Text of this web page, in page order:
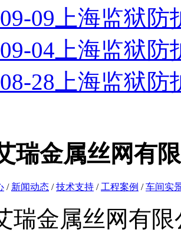
09 上海监狱
04 上海监狱
28 上海监狱
瑞金属丝网有
/ 新闻动态 /技术支持 / 工程案例 /车间实
瑞金属丝网有限